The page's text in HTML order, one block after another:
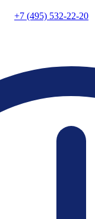
+7 (495) 532-22-20